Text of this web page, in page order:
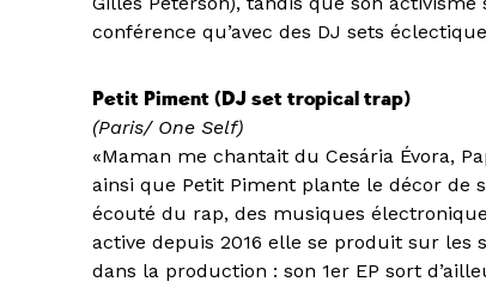
conférence qu’avec des DJ sets
Petit Piment (DJ set tropical trap)
(Paris/ One Self)
«Maman me chantait du Cesária Évora,
ainsi que Petit Piment plante le décor de
écouté du rap, des musiques
active depuis 2016 elle se produit sur les
dans la production : son 1er EP sort